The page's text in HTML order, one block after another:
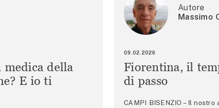
medica della
E io ti
Autore
Massimo
09.02.2026
Fiorentina, il
di passo
CAMPI BISENZIO – Il